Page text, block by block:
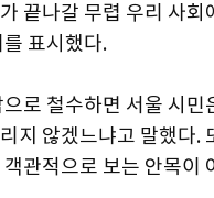
끝나갈 무렵 우리 사
표시했다.
로 철수하면 서울 시
지 않겠느냐고 말했다.
관적으로 보는 안목이